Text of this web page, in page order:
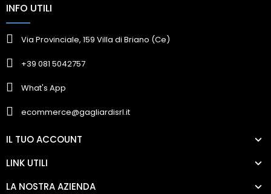
INFO UTILI
Via Provinciale, 159 Villa di Briano (Ce)
+39 081 5042757
What's App
ecommerce@gagliardisrl.it
IL TUO ACCOUNT
LINK UTILI
LA NOSTRA AZIENDA